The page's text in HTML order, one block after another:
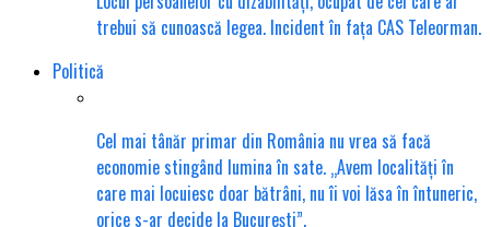
trebui să cunoască legea. Incident în fața CAS Teleorman.
Politică
Cel mai tânăr primar din România nu vrea să facă
economie stingând lumina în sate. „Avem localități în
care mai locuiesc doar bătrâni, nu îi voi lăsa în întuneric,
orice s-ar decide la București”.